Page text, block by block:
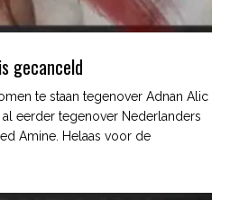
gecanceld
te staan tegenover Adnan Alic
eerder tegenover Nederlanders
Amine. Helaas voor de